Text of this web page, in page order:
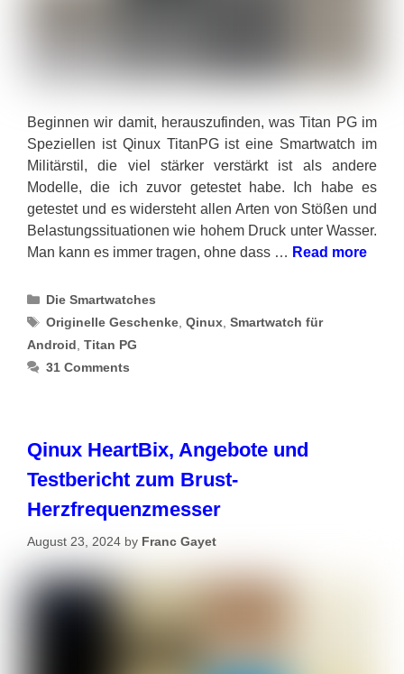
Beginnen wir damit, herauszufinden, was Titan PG im
Speziellen ist Qinux TitanPG ist eine Smartwatch im
Militärstil, die viel stärker verstärkt ist als andere
Modelle, die ich zuvor getestet habe. Ich habe es
getestet und es widersteht allen Arten von Stößen und
Belastungssituationen wie hohem Druck unter Wasser.
Man kann es immer tragen, ohne dass … Read more
Categories
Die Smartwatches
Tags
Originelle Geschenke ,Qinux ,Smartwatch für
Android Titan PG
31 Comments
Qinux HeartBix, Angebote und
Testbericht zum Brust-
Herzfrequenzmesser
August 23, 2024 by Franc Gayet